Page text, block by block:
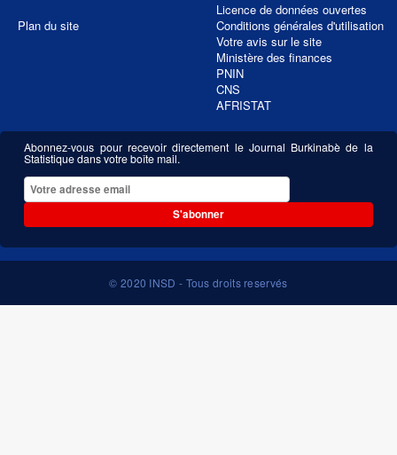
Plan du site
Licence de données ouvertes
Conditions générales d'utilisation
Votre avis sur le site
Ministère des finances
PNIN
CNS
AFRISTAT
Abonnez-vous pour recevoir directement le Journal Burkinabè de la
Statistique dans votre boîte mail.
S'abonner
© 2020 INSD - Tous droits reservés